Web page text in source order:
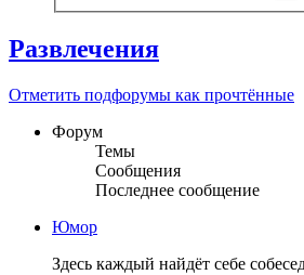
Развлечения
Отметить подфорумы как прочтённые
Форум
Темы
Сообщения
Последнее сообщение
Юмор
Здесь каждый найдёт себе